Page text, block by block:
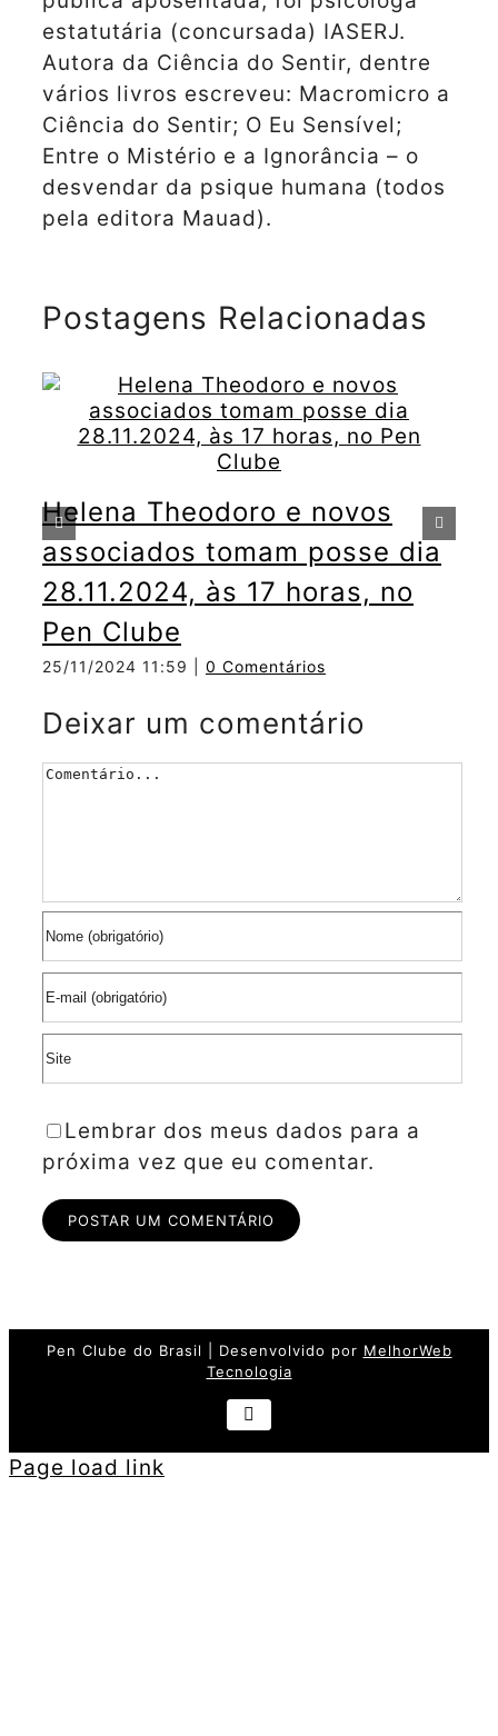
estatutária (concursada) IASERJ.
Autora da Ciência do Sentir, dentre
vários livros escreveu: Macromicro a
Ciência do Sentir; O Eu Sensível;
Entre o Mistério e a Ignorância – o
desvendar da psique humana (todos
pela editora Mauad).
Postagens Relacionadas
Helena Theodoro e novos
associados tomam posse dia
28.11.2024, às 17 horas, no
Pen Clube
25/11/2024 11:59 0 Comentários
Deixar um comentário
Comentário
Lembrar dos meus dados para a
próxima vez que eu comentar.
Pen Clube do Brasil | Desenvolvido por MelhorWeb
Tecnologia
Wikipédia
Page load link